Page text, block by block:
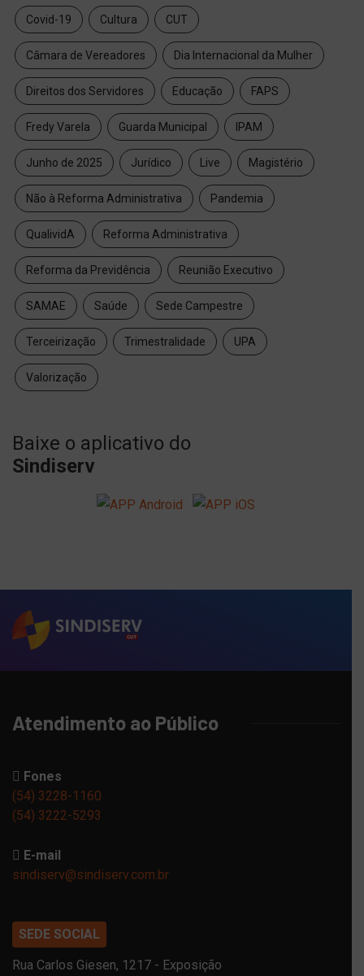
Covid-19 Cultura CUT
Câmara de Vereadores Dia Internacional da Mulher
Direitos dos Servidores Educação FAPS
Fredy Varela Guarda Municipal IPAM
Junho de 2025 Jurídico Live Magistério
Não à Reforma Administrativa Pandemia
QualividA Reforma Administrativa
Reforma da Previdência Reunião Executivo
SAMAE Saúde Sede Campestre
Terceirização Trimestralidade UPA
Valorização
Baixe o aplicativo do
Sindiserv
Atendimento ao Público
Fones
(54) 3228-1160
(54) 3222-5293
E-mail
sindiserv@sindiserv.com.br
SEDE SOCIAL
Rua Carlos Giesen, 1217 - Exposição